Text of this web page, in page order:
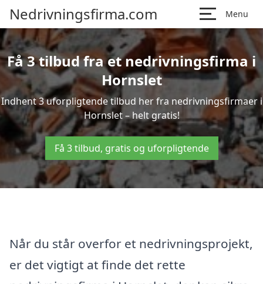
Nedrivningsfirma.com Menu
Få 3 tilbud fra et nedrivningsfirma i
Hornslet
Indhent 3 uforpligtende tilbud her fra nedrivningsfirmaer i
Hornslet – helt gratis!
Få 3 tilbud, gratis og uforpligtende
Når du står overfor et nedrivningsprojekt,
er det vigtigt at finde det rette